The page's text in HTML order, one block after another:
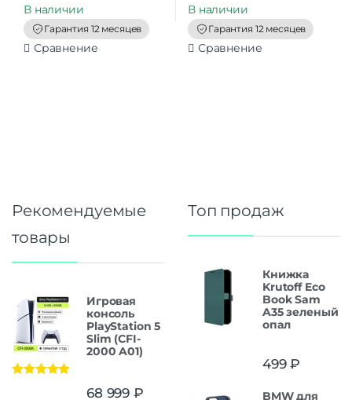
t
o
f
5
В наличии
Гарантия 12 месяцев
Сравнение
t
o
f
5
В наличии
Гарантия 12 месяцев
Сравнение
Рекомендуемые
товары
Игровая
консоль
PlayStation 5
Slim (CFI-
2000 A01)
68 999 ₽
Топ продаж
Книжка
Krutoff Eco
Book Sam
A35 зеленый
опал
499₽
BMW для